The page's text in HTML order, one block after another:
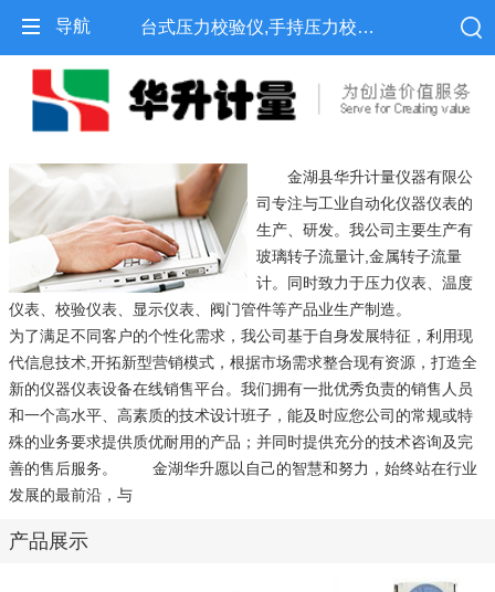
导航 台式压力校验仪,手持压力校验仪,便携式压力校验仪-金湖县华升计量仪器有限公司
金湖县华升计量仪器有限公
司专注与工业自动化仪器仪表的
生产、研发。我公司主要生产有
玻璃转子流量计,金属转子流量
计。同时致力于压力仪表、温度
仪表、校验仪表、显示仪表、阀门管件等产品业生产制造。
为了满足不同客户的个性化需求，我公司基于自身发展特征，利用现
代信息技术,开拓新型营销模式，根据市场需求整合现有资源，打造全
新的仪器仪表设备在线销售平台。我们拥有一批优秀负责的销售人员
和一个高水平、高素质的技术设计班子，能及时应您公司的常规或特
殊的业务要求提供质优耐用的产品；并同时提供充分的技术咨询及完
善的售后服务。 金湖华升愿以自己的智慧和努力，始终站在行业
发展的最前沿，与
产品展示